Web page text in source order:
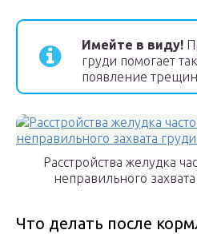
Имейте в виду!
груди помогает
появление трещин
Расстройства желудка
неправильного
Что делать после